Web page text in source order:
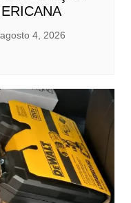
agosto 4, 2026